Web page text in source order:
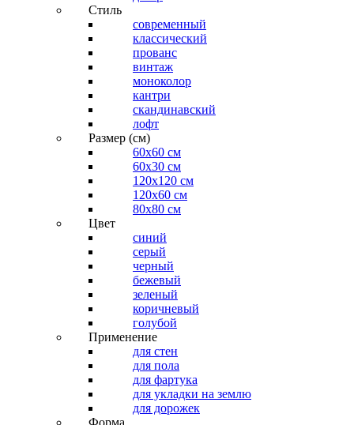
Стиль
современный
классический
прованс
винтаж
моноколор
кантри
скандинавский
лофт
Размер (см)
60х60 см
60x30 см
120x120 см
120x60 см
80x80 см
Цвет
синий
серый
черный
бежевый
зеленый
коричневый
голубой
Применение
для стен
для пола
для фартука
для укладки на землю
для дорожек
Форма